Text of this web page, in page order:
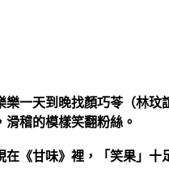
一天到晚找顏巧苓（林
稽的模樣笑翻粉絲。
《甘味》裡，「笑果」